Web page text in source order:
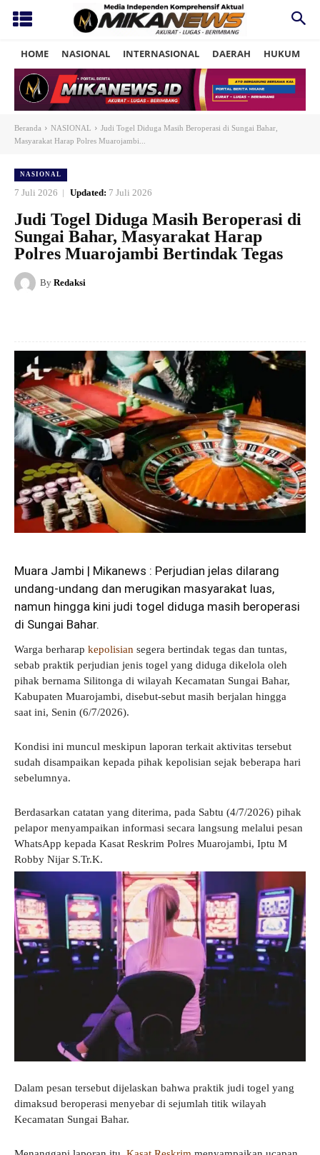
HOME NASIONAL INTERNASIONAL DAERAH HUKUM
Beranda NASIONAL
Judi Togel Diduga Masih Beroperasi di Sungai Bahar,
Masyarakat Harap Polres Muarojambi...
NASIONAL
7 Juli 2026 Updated: 7 Juli 2026
Judi Togel Diduga Masih Beroperasi di
Sungai Bahar, Masyarakat Harap
Polres Muarojambi Bertindak Tegas
By Redaksi
Muara Jambi | Mikanews : Perjudian jelas dilarang
undang-undang dan merugikan masyarakat luas,
namun hingga kini judi togel diduga masih beroperasi
di Sungai Bahar.
Warga berharap kepolisian segera bertindak tegas dan tuntas,
sebab praktik perjudian jenis togel yang diduga dikelola oleh
pihak bernama Silitonga di wilayah Kecamatan Sungai Bahar,
Kabupaten Muarojambi, disebut-sebut masih berjalan hingga
saat ini, Senin (6/7/2026).
Kondisi ini muncul meskipun laporan terkait aktivitas tersebut
sudah disampaikan kepada pihak kepolisian sejak beberapa hari
sebelumnya.
Berdasarkan catatan yang diterima, pada Sabtu (4/7/2026) pihak
pelapor menyampaikan informasi secara langsung melalui pesan
WhatsApp kepada Kasat Reskrim Polres Muarojambi, Iptu M
Robby Nijar S.Tr.K.
Dalam pesan tersebut dijelaskan bahwa praktik judi togel yang
dimaksud beroperasi menyebar di sejumlah titik wilayah
Kecamatan Sungai Bahar.